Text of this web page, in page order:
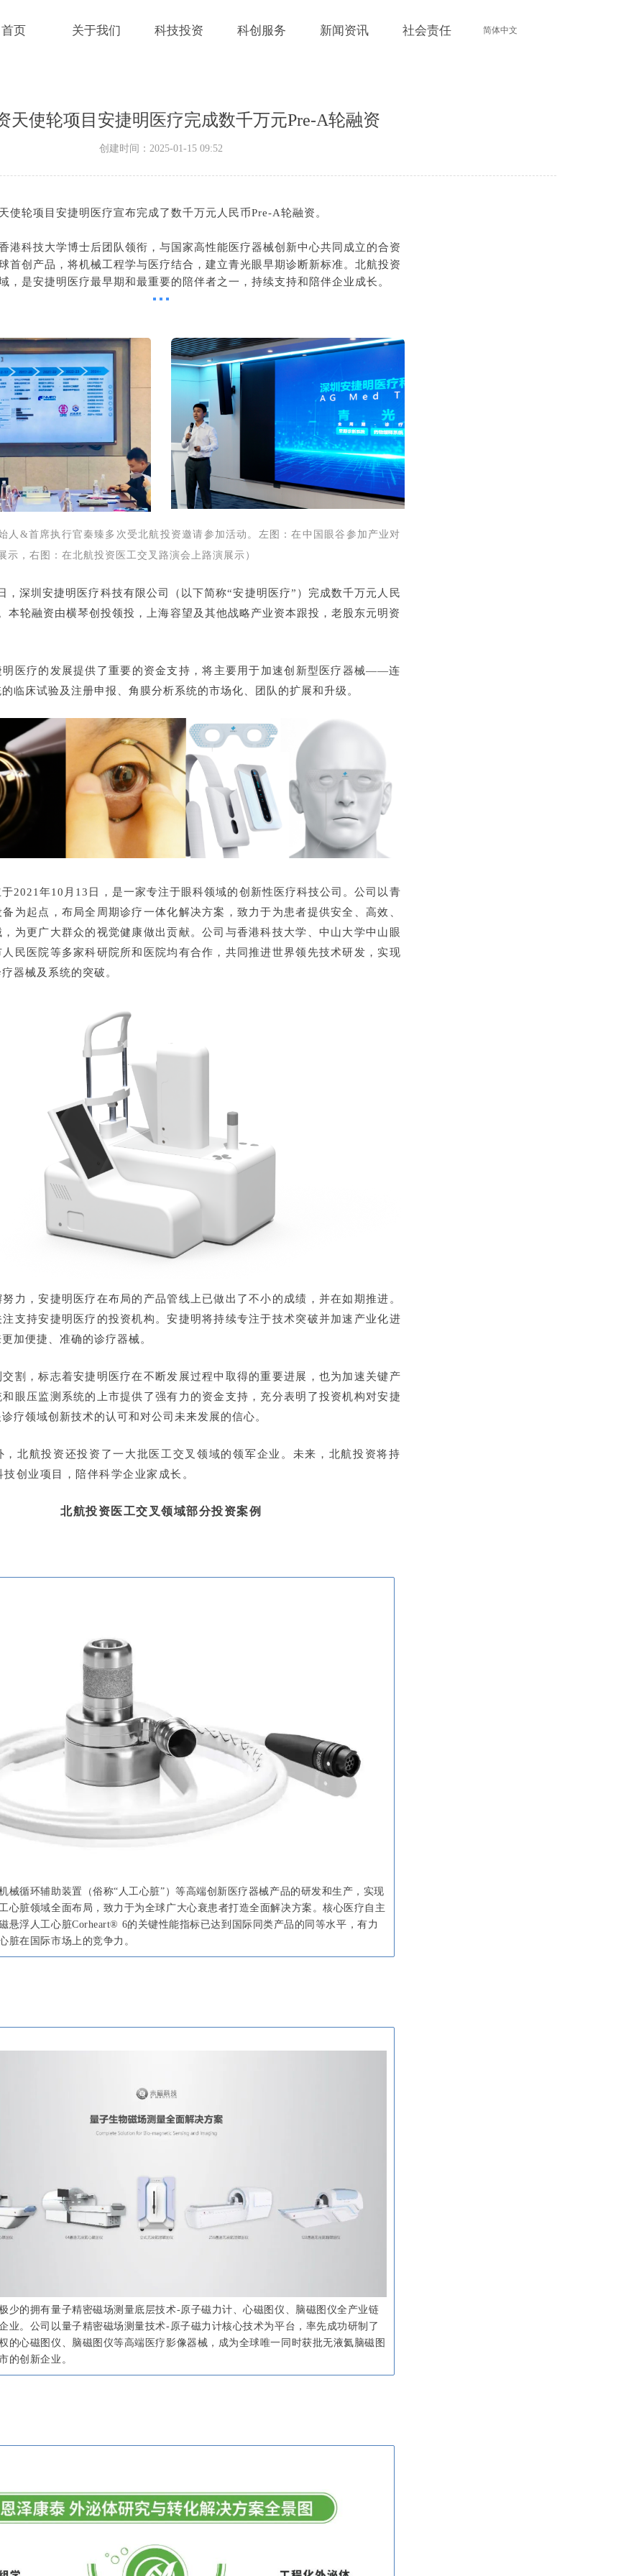
首页 关于我们 科技投资 科创服务 新闻资讯 社会责任 简体中文
天使轮项目安捷明医疗完成数千万元Pre-A轮融资
使轮项目安捷明医疗宣布完成了数千万元人民币Pre-A轮融资。
港科技大学博士后团队领衔，与国家高性能医疗器械创新中心共同成立的合资
首创产品，将机械工程学与医疗结合，建立青光眼早期诊断新标准。北航投资
，是安捷明医疗最早期和最重要的陪伴者之一，持续支持和陪伴企业成长。
人&首席执行官秦臻多次受北航投资邀请参加活动。左图：在中国眼谷参加产业对
示，右图：在北航投资医工交叉路演会上路演展示）
，深圳安捷明医疗科技有限公司（以下简称“安捷明医疗”）完成数千万元人民
本轮融资由横琴创投领投，上海容望及其他战略产业资本跟投，老股东元明资
明医疗的发展提供了重要的资金支持，将主要用于加速创新型医疗器械——连
临床试验及注册申报、角膜分析系统的市场化、团队的扩展和升级。
2021年10月13日，是一家专注于眼科领域的创新性医疗科技公司。公司以青
为起点，布局全周期诊疗一体化解决方案，致力于为患者提供安全、高效、
为更广大群众的视觉健康做出贡献。公司与香港科技大学、中山大学中山眼
民医院等多家科研院所和医院均有合作，共同推进世界领先技术研发，实现
器械及系统的突破。
力，安捷明医疗在布局的产品管线上已做出了不小的成绩，并在如期推进。
支持安捷明医疗的投资机构。安捷明将持续专注于技术突破并加速产业化进
加便捷、准确的诊疗器械。
割，标志着安捷明医疗在不断发展过程中取得的重要进展，也为加速关键产
眼压监测系统的上市提供了强有力的资金支持，充分表明了投资机构对安捷
疗领域创新技术的认可和对公司未来发展的信心。
，北航投资还投资了一大批医工交叉领域的领军企业。未来，北航投资将持
创业项目，陪伴科学企业家成长。
北航投资医工交叉领域部分投资案例
械循环辅助装置（俗称“人工心脏”）等高端创新医疗器械产品的研发和生产，实现
心脏领域全面布局，致力于为全球广大心衰患者打造全面解决方案。核心医疗自主
悬浮人工心脏Corheart® 6的关键性能指标已达到国际同类产品的同等水平，有力
脏在国际市场上的竞争力。
少的拥有量子精密磁场测量底层技术-原子磁力计、心磁图仪、脑磁图仪全产业链
业。公司以量子精密磁场测量技术-原子磁力计核心技术为平台，率先成功研制了
的心磁图仪、脑磁图仪等高端医疗影像器械，成为全球唯一同时获批无液氦脑磁图
的创新企业。
创建时间： 2025-01-15 09:52